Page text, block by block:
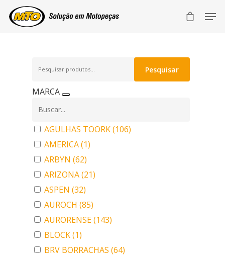
por:
Pesquisar
MARCA
AGULHAS TOORK(106)
AMERICA(1)
ARBYN (62)
ARIZONA(21)
ASPEN (32)
AUROCH (85)
AURORENSE(143)
BLOCK(1)
BRV BORRACHAS (64)